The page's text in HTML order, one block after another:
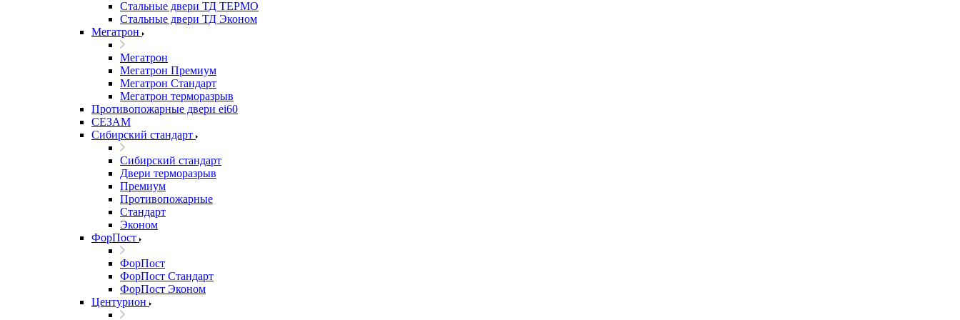
Стальные двери ТД ТЕРМО
Стальные двери ТД Эконом
Мегатрон
Мегатрон
Мегатрон Премиум
Мегатрон Стандарт
Мегатрон терморазрыв
Противопожарные двери ei60
СЕЗАМ
Сибирский стандарт
Сибирский стандарт
Двери терморазрыв
Премиум
Противопожарные
Стандарт
Эконом
ФорПост
ФорПост
ФорПост Стандарт
ФорПост Эконом
Центурион